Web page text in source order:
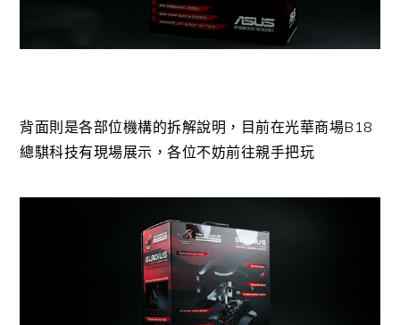
背面則是各部位機構的拆解說明，目前在光華商場B18
總騏科技有現場展示，各位不妨前往親手把玩